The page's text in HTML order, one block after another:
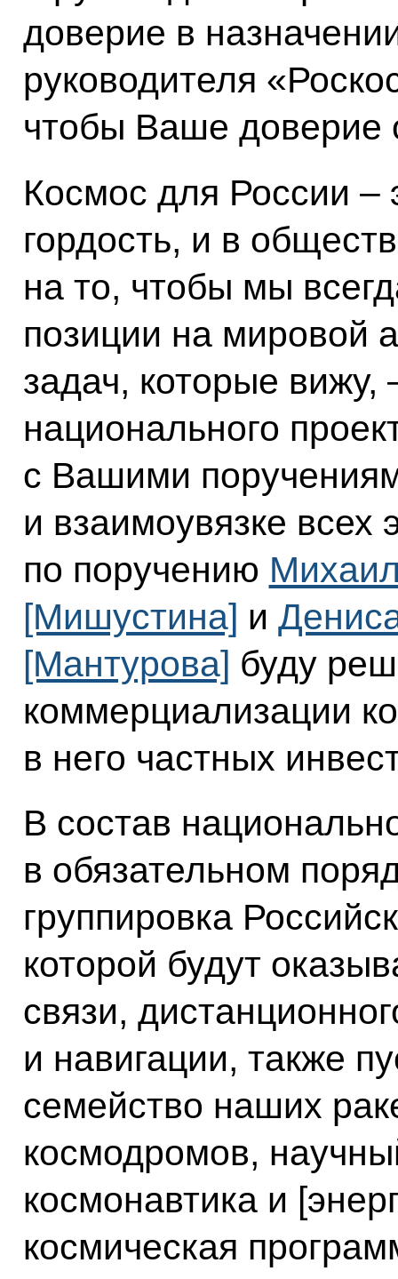
доверие в
руководителя
чтобы Ваше доверие
Космос для России –
гордость, и в
на то, чтобы мы
позиции на мировой
задач, которые вижу,
национального
с Вашими
и взаимоувязке всех
по поручению
[Мишустина] и
[Мантурова] буду
коммерциализации
в него частных
В состав
в обязательном
группировка
которой будут
связи,
и навигации, также
семейство наших
космодромов,
космонавтика и
космическая